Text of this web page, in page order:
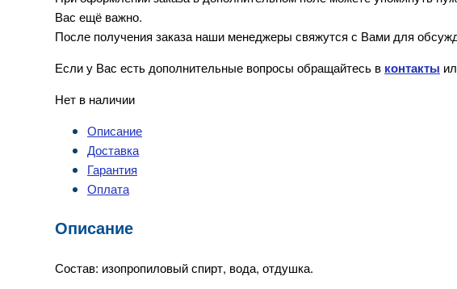
Вас ещё важно.
После получения заказа наши менеджеры свяжутся с Вами для
Если у Вас есть дополнительные вопросы обращайтесь в контакты
Нет в наличии
Описание
Доставка
Гарантия
Оплата
Описание
Состав: изопропиловый спирт, вода, отдушка.